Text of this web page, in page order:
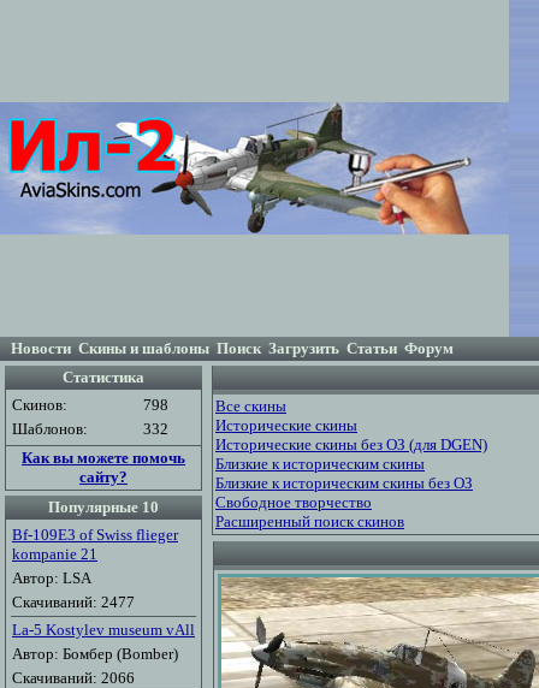
Новости Скины и шаблоны Поиск Загрузить Статьи Форум
Статистика
Скинов:
798
Шаблонов:
332
Как вы можете помочь
сайту?
Популярные 10
Bf-109E3 of Swiss flieger
kompanie 21
Автор: LSA
Скачиваний: 2477
La-5 Kostylev museum vAll
Автор: Бомбер (Bomber)
Скачиваний: 2066
Все скины
Исторические скины
Исторические скины без ОЗ (для DGEN)
Близкие к историческим скины
Близкие к историческим скины без ОЗ
Свободное творчество
Расширенный поиск скинов